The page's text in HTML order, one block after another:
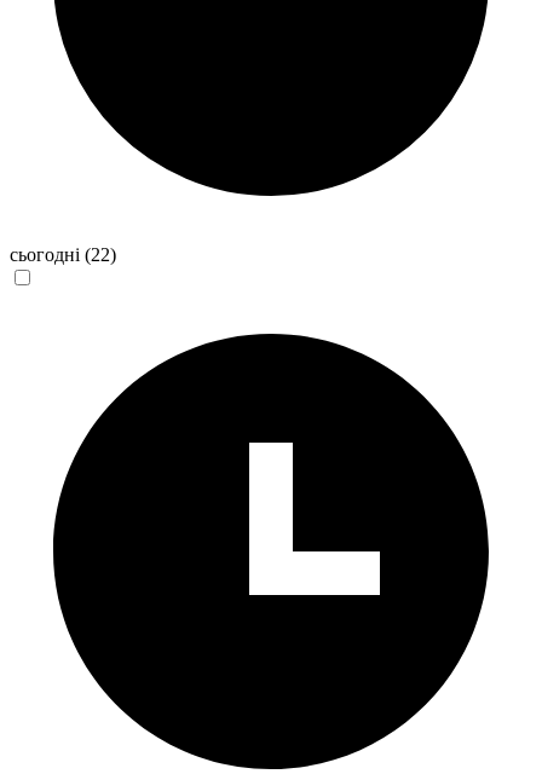
сьогодні (22)